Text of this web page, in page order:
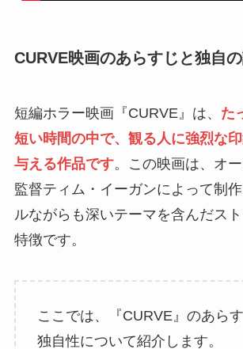
CURVE映画のあらすじと独自
短編ホラー映画『CURVE』は、 た
短い時間の中で、観る人に強烈な
与える作品です。この映画は、オ
監督ティム・イーガンによって制
ルながらも深いテーマを含んだス
特徴です。
ここでは、『CURVE』のあら
独自性について紹介します。